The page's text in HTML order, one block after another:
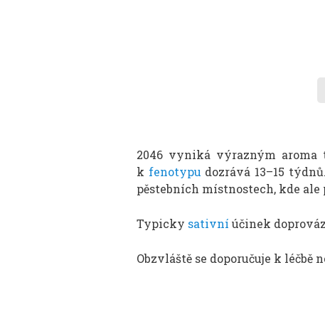
2046 vyniká výrazným aroma
k fenotypu dozrává 13–15
pěstebních místnostech, kde ale
Typicky sativní účinek
Obzvláště se doporučuje k léčbě